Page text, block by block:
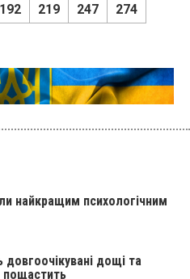
192 219 247 274
найкращим психологічним
довгоочікувані дощі та
пощастить